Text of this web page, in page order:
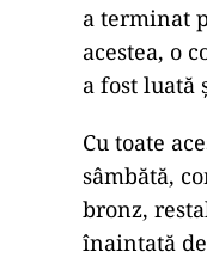
a terminat
acestea, o
a fost luată
Cu toate
sâmbătă,
bronz,
înaintată